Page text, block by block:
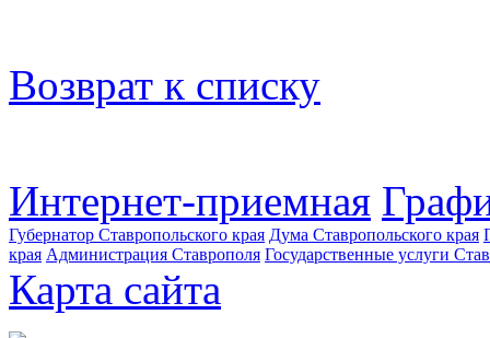
Возврат к списку
Интернет-приемная
Губернатор Ставропольского края Дума Ставропольского края
края Администрация Ставрополя Государственные услуги
Карта сайта